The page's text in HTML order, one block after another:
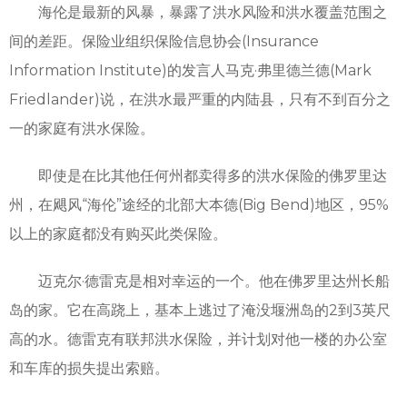
海伦是最新的风暴，暴露了洪水风险和洪水覆盖范围之
间的差距。保险业组织保险信息协会(Insurance
Information Institute)的发言人马克·弗里德兰德(Mark
Friedlander)说，在洪水最严重的内陆县，只有不到百分之
一的家庭有洪水保险。
即使是在比其他任何州都卖得多的洪水保险的佛罗里达
州，在飓风“海伦”途经的北部大本德(Big Bend)地区，95%
以上的家庭都没有购买此类保险。
迈克尔·德雷克是相对幸运的一个。他在佛罗里达州长船
岛的家。它在高跷上，基本上逃过了淹没堰洲岛的2到3英尺
高的水。德雷克有联邦洪水保险，并计划对他一楼的办公室
和车库的损失提出索赔。